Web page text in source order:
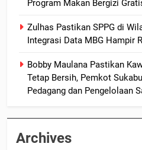
Program Makan Bergizi
Zulhas Pastikan SPPG di
Integrasi Data MBG Hampir
Bobby Maulana Pastikan
Tetap Bersih, Pemkot
Pedagang dan Pengelolaan
Archives